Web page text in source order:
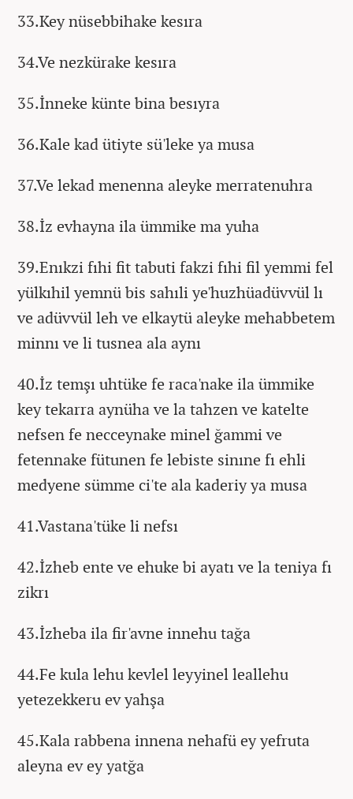
33.Key nüsebbihake kesıra
34.Ve nezkürake kesıra
35.İnneke künte bina besıyra
36.Kale kad ütiyte sü'leke ya musa
37.Ve lekad menenna aleyke merratenuhra
38.İz evhayna ila ümmike ma yuha
39.Enıkzi fıhi fit tabuti fakzi fıhi fil yemmi fel
yülkıhil yemnü bis sahıli ye'huzhüadüvvül lı
ve adüvvül leh ve elkaytü aleyke mehabbetem
minnı ve li tusnea ala aynı
40.İz temşı uhtüke fe raca'nake ila ümmike
key tekarra aynüha ve la tahzen ve katelte
nefsen fe necceynake minel ğammi ve
fetennake fütunen fe lebiste sinıne fı ehli
medyene sümme ci'te ala kaderiy ya musa
41.Vastana'tüke li nefsı
42.İzheb ente ve ehuke bi ayatı ve la teniya fı
zikrı
43.İzheba ila fir'avne innehu tağa
44.Fe kula lehu kevlel leyyinel leallehu
yetezekkeru ev yahşa
45.Kala rabbena innena nehafü ey yefruta
aleyna ev ey yatğa